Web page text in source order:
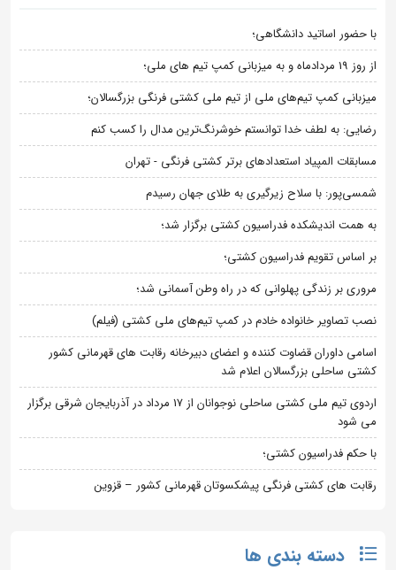
با حضور اساتید دانشگاهی؛
از روز 19 مردادماه و به میزبانی کمپ تیم های ملی؛
میزبانی کمپ تیم‌های ملی از تیم ملی کشتی فرنگی بزرگسالان؛
رضایی: به لطف خدا توانستم خوشرنگ‌ترین مدال را کسب کنم
مسابقات المپیاد استعدادهای برتر کشتی فرنگی - تهران
شمسی‌پور: با سلاح زیرگیری به طلای جهان رسیدم
به همت اندیشکده فدراسیون کشتی برگزار شد؛
بر اساس تقویم فدراسیون کشتی؛
مروری بر زندگی پهلوانی که در راه وطن آسمانی شد؛
نصب تصاویر خانواده خادم در کمپ تیم‌های ملی کشتی (فیلم)
اسامی داوران قضاوت کننده و اعضای دبیرخانه رقابت های قهرمانی کشور
کشتی ساحلی بزرگسالان اعلام شد
اردوی تیم ملی کشتی ساحلی نوجوانان از 17 مرداد در آذربایجان شرقی برگزار
می شود
با حکم فدراسیون کشتی؛
رقابت های کشتی فرنگی پیشکسوتان قهرمانی کشور – قزوین
دسته بندی ها